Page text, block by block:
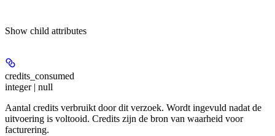
Show child attributes
credits_consumed
integer | null
Aantal credits verbruikt door dit verzoek. Wordt ingevuld nadat de
uitvoering is voltooid. Credits zijn de bron van waarheid voor
facturering.